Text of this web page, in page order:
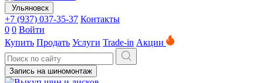
Ульяновск
+7 (937) 037-35-37 Контакты
0 0 Войти
Купить Продать Услуги Trade-in Акции
Запись на шиномонтаж